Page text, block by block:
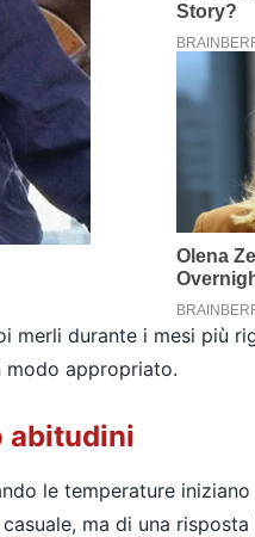
merli durante i mesi più
appropriato.
abitudini
le temperature
ma di una